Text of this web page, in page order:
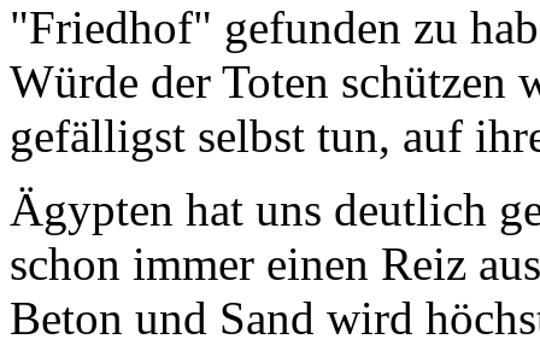
"Friedhof" gefunden zu
Würde der Toten schützen
gefälligst selbst tun, auf
Ägypten hat uns deutlich
schon immer einen Reiz
Beton und Sand wird